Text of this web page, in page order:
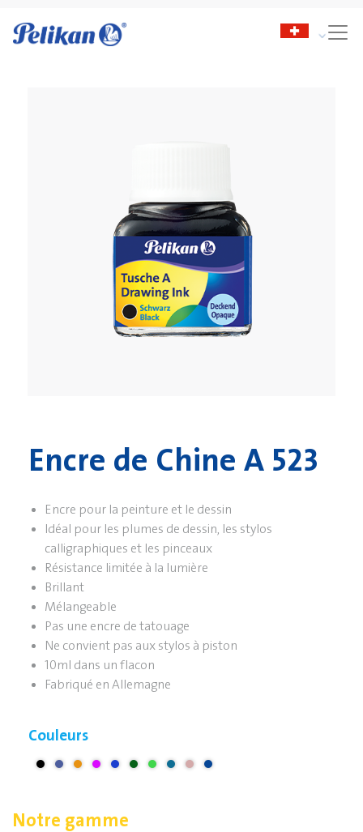
Encre de Chine A 523
Encre pour la peinture et le dessin
Idéal pour les plumes de dessin, les stylos
calligraphiques et les pinceaux
Résistance limitée à la lumière
Brillant
Mélangeable
Pas une encre de tatouage
Ne convient pas aux stylos à piston
10ml dans un flacon
Fabriqué en Allemagne
Couleurs
Notre gamme